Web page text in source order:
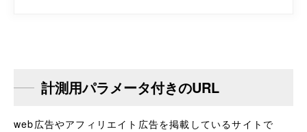
計測用パラメータ付きのURL
web広告やアフィリエイト広告を掲載しているサイトで